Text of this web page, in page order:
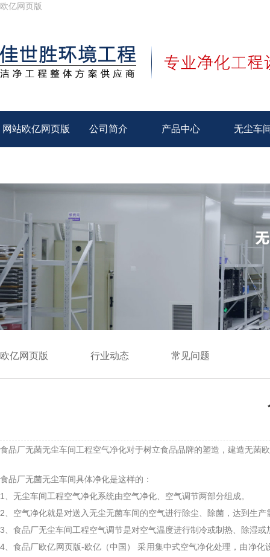
欧亿网页版
网站欧亿网页版 公司简介 产品中心 无尘车
欧亿网页版 行业动态 常见问题
食品厂无菌无尘车间工程空气净化对于树立食品品牌的塑造，建造无菌
食品厂无菌无尘车间具体净化是这样的：
1、无尘车间工程空气净化系统由空气净化、空气调节两部分组成。
2、空气净化就是对送入无尘无菌车间的空气进行除尘、除菌，达到生产
3、食品厂无尘车间工程空气调节是对空气温度进行制冷或制热、除湿或
4、食品厂欧亿网页版-欧亿（中国） 采用集中式空气净化处理，由净